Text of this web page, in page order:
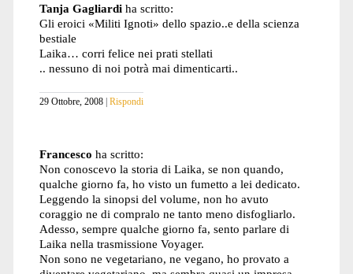
Tanja Gagliardi ha scritto:
Gli eroici «Militi Ignoti» dello spazio..e della scienza
bestiale
Laika… corri felice nei prati stellati
.. nessuno di noi potrà mai dimenticarti..
29 Ottobre, 2008 Rispondi
Francesco ha scritto:
Non conoscevo la storia di Laika, se non quando,
qualche giorno fa, ho visto un fumetto a lei dedicato.
Leggendo la sinopsi del volume, non ho avuto
coraggio ne di compralo ne tanto meno disfogliarlo.
Adesso, sempre qualche giorno fa, sento parlare di
Laika nella trasmissione Voyager.
Non sono ne vegetariano, ne vegano, ho provato a